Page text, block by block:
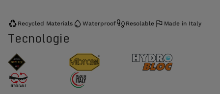
Recycled Materials Waterproof Resolable Made in Italy
Tecnologie